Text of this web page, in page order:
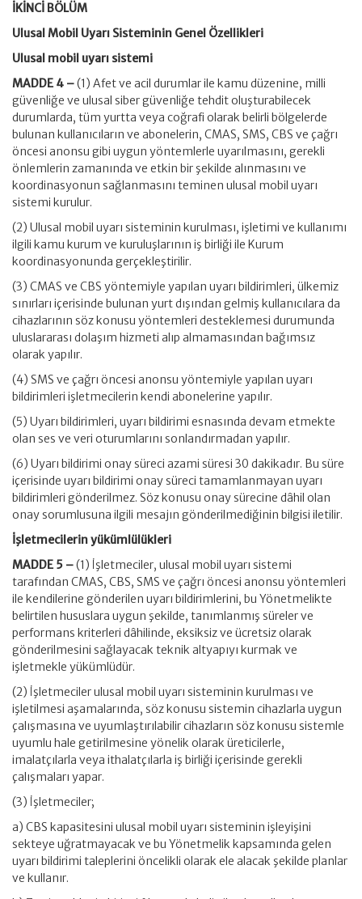
İKİNCİ BÖLÜM
Ulusal Mobil Uyarı Sisteminin Genel Özellikleri
Ulusal mobil uyarı sistemi
MADDE 4 –(1) Afet ve acil durumlar ile kamu düzenine, milli
güvenliğe ve ulusal siber güvenliğe tehdit oluşturabilecek
durumlarda, tüm yurtta veya coğrafi olarak belirli bölgelerde
bulunan kullanıcıların ve abonelerin, CMAS, SMS, CBS ve çağrı
öncesi anonsu gibi uygun yöntemlerle uyarılmasını, gerekli
önlemlerin zamanında ve etkin bir şekilde alınmasını ve
koordinasyonun sağlanmasını teminen ulusal mobil uyarı
sistemi kurulur.
(2) Ulusal mobil uyarı sisteminin kurulması, işletimi ve kullanımı
ilgili kamu kurum ve kuruluşlarının iş birliği ile Kurum
koordinasyonunda gerçekleştirilir.
(3) CMAS ve CBS yöntemiyle yapılan uyarı bildirimleri, ülkemiz
sınırları içerisinde bulunan yurt dışından gelmiş kullanıcılara da
cihazlarının söz konusu yöntemleri desteklemesi durumunda
uluslararası dolaşım hizmeti alıp almamasından bağımsız
olarak yapılır.
(4) SMS ve çağrı öncesi anonsu yöntemiyle yapılan uyarı
bildirimleri işletmecilerin kendi abonelerine yapılır.
(5) Uyarı bildirimleri, uyarı bildirimi esnasında devam etmekte
olan ses ve veri oturumlarını sonlandırmadan yapılır.
(6) Uyarı bildirimi onay süreci azami süresi 30 dakikadır. Bu süre
içerisinde uyarı bildirimi onay süreci tamamlanmayan uyarı
bildirimleri gönderilmez. Söz konusu onay sürecine dâhil olan
onay sorumlusuna ilgili mesajın gönderilmediğinin bilgisi iletilir.
İşletmecilerin yükümlülükleri
MADDE 5 –(1) İşletmeciler, ulusal mobil uyarı sistemi
tarafından CMAS, CBS, SMS ve çağrı öncesi anonsu yöntemleri
ile kendilerine gönderilen uyarı bildirimlerini, bu Yönetmelikte
belirtilen hususlara uygun şekilde, tanımlanmış süreler ve
performans kriterleri dâhilinde, eksiksiz ve ücretsiz olarak
gönderilmesini sağlayacak teknik altyapıyı kurmak ve
işletmekle yükümlüdür.
(2) İşletmeciler ulusal mobil uyarı sisteminin kurulması ve
işletilmesi aşamalarında, söz konusu sistemin cihazlarla uygun
çalışmasına ve uyumlaştırılabilir cihazların söz konusu sistemle
uyumlu hale getirilmesine yönelik olarak üreticilerle,
imalatçılarla veya ithalatçılarla iş birliği içerisinde gerekli
çalışmaları yapar.
(3) İşletmeciler;
a) CBS kapasitesini ulusal mobil uyarı sisteminin işleyişini
sekteye uğratmayacak ve bu Yönetmelik kapsamında gelen
uyarı bildirimi taleplerini öncelikli olarak ele alacak şekilde planlar
ve kullanır.